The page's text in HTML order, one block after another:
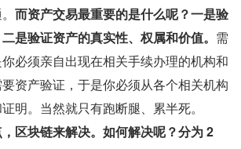
而资产交易最重要的是什么呢？一是验
是验证资产的真实性、权属和价值。 需
必须亲自出现在相关手续办理的机构和
资产验证，于是你必须从各个相关机构
明。当然就只有跑断腿、累半死。
区块链来解决。如何解决呢？分为 2